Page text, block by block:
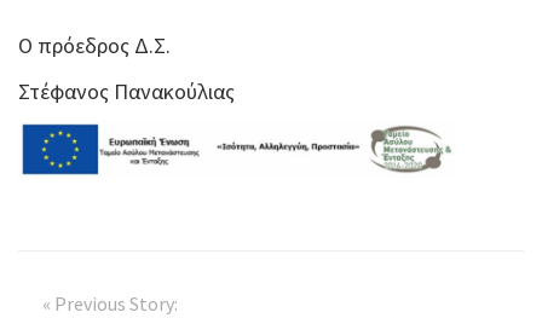
Ο πρόεδρος Δ.Σ.
Στέφανος Πανακούλιας
« Previous Story: